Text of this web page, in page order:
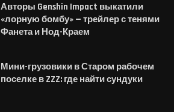
Авторы Genshin Impact выкатили
«лорную бомбу» — трейлер с тенями
Фанета и Нод-Краем
Мини-грузовики в Старом рабочем
поселке в ZZZ: где найти сундуки